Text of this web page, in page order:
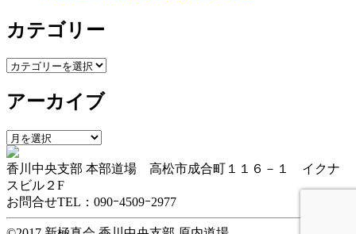
カテゴリー
カ
ゴ
ー
アーカイブ
ア
ー
カ
イ
ブ
香川中央支部 本部道場 高松市成合町１１６－１ イクナ
スビル２F
お問合せTEL：090ｰ4509ｰ2977